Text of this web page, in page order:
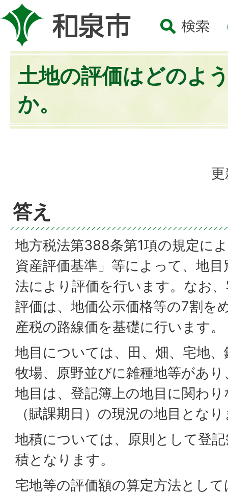
土地の評価はどのよ
か。
答え
地方税法第388条第1項の規定に
資産評価基準」等によって、地
法により評価を行います。なお
評価は、地価公示価格等の7割を
産税の路線価を基礎に行います。
地目については、田、畑、宅地
牧場、原野並びに雑種地等があ
地目は、登記簿上の地目に関わ
（賦課期日）の現況の地目とな
地積については、原則として登
積となります。
宅地等の評価額の算定方法とし